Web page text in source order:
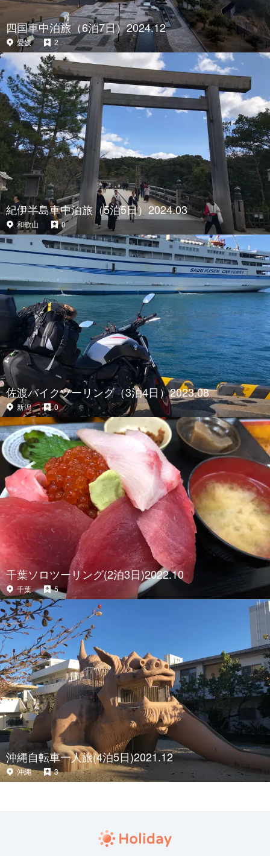
四国車中泊旅（6泊7日）2024.12
愛媛 2
紀伊半島車中泊旅（5泊5日）2024.03
和歌山 0
佐渡バイクツーリング（3泊4日）2023.08
新潟 0
千葉ソロツーリング(2泊3日)2022.10
千葉 5
沖縄自転車一人旅(4泊5日)2021.12
沖縄 3